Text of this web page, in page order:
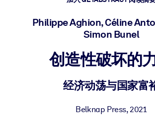
面向 LMS/LXP
Philippe Aghion, Céline
Simon Bunel
创造性破坏的
经济动荡与国家富
Belknap Press,2021